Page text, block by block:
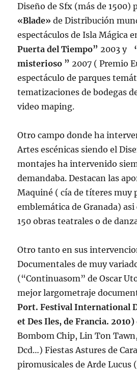
Diseño de Sfx (más de 1500)
«Blade» de Distribución
espectáculos de Isla Mágica
Puerta del Tiempo” 2003 y
misterioso ” 2007 ( Premio
espectáculo de parques
tematizaciones de bodegas
video maping.
Otro campo donde ha
Artes escénicas siendo el
montajes ha intervenido
demandaba. Destacan las
Maquiné ( cía de títeres muy
emblemática de Granada) asi
150 obras teatrales o de
Otro tanto en sus
Documentales de muy
(“Continuasom” de Oscar
mejor largometraje
Port. Festival International
et Des Iles, de Francia. 2010)
Bombom Chip, Lin Ton
Dcd…) Fiestas Astures de
piromusicales de Arde Lucus